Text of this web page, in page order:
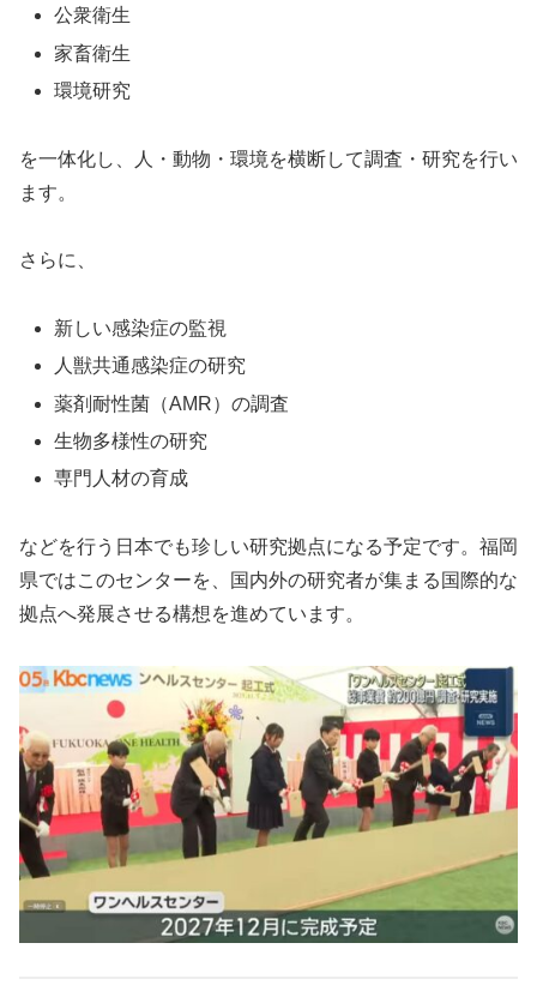
公衆衛生
家畜衛生
環境研究
を一体化し、人・動物・環境を横断して調査・研究を行い
ます。
さらに、
新しい感染症の監視
人獣共通感染症の研究
薬剤耐性菌（AMR）の調査
生物多様性の研究
専門人材の育成
などを行う日本でも珍しい研究拠点になる予定です。福岡
県ではこのセンターを、国内外の研究者が集まる国際的な
拠点へ発展させる構想を進めています。